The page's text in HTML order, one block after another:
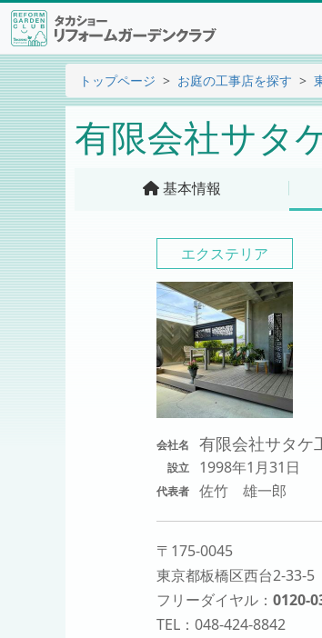
トップページ お庭の工事店を探す
有限会社サタ
基本情報
エクステリア
会社名 有限会社サタケ
設立 1998年1月31日
代表者 佐竹 雄一郎
〒175-0045
東京都板橋区西台2-33-5
フリーダイヤル： 0120-
TEL：048-424-8842